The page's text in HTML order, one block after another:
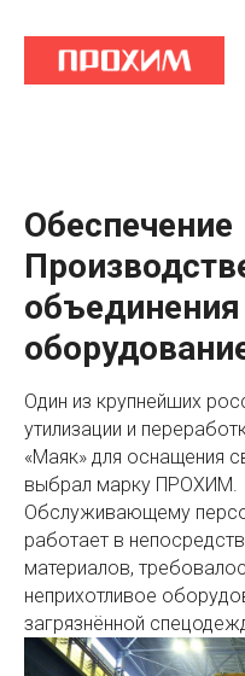
Обеспечение
Один из крупнейших
утилизации и
«Маяк» для оснащения
выбрал марку ПРОХИМ.
Обслуживающему
работает в
материалов,
неприхотливое
загрязнённой